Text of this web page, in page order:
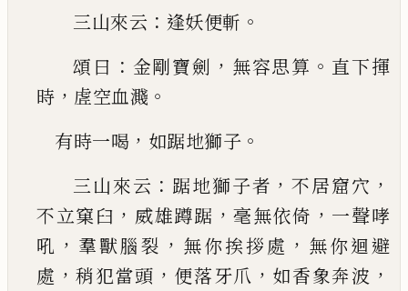
三山來云 ： 逢妖便斬 。
頌曰 ： 金剛寶劍 ， 無容思算 。 直下揮
時 ， 虗空血濺 。
有時一喝 ， 如踞地獅子 。
三山來云 ： 踞地獅子者 ，不居窟穴 ，
不立窠臼 ， 威雄蹲踞 ，毫無依倚 ， 一聲哮
吼 ， 羣獸腦裂 ， 無你挨拶處 ， 無你迴避
處 ，稍犯當頭 ， 便落牙爪 ， 如香象奔波 ，